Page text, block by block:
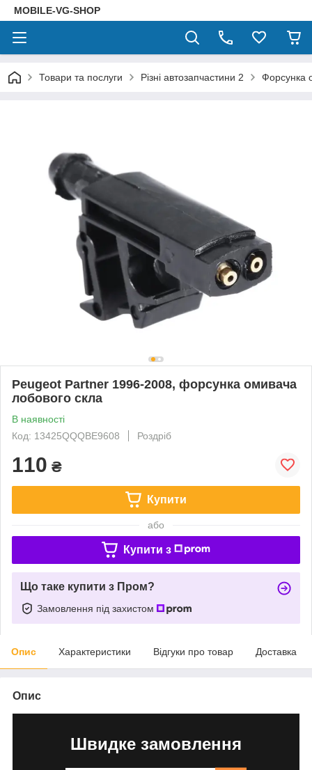
MOBILE-VG-SHOP
Товари та послуги Різні автозапчастини 2 Форсунка
Peugeot Partner 1996-2008, форсунка омивача
лобового скла
В наявності
Код: 13425QQQBE9608
Роздріб
110 ₴
Купити
або
Купити з
Що таке купити з Пром?
Замовлення під захистом
Опис Характеристики Відгуки про товар Доставка
Опис
Швидке замовлення